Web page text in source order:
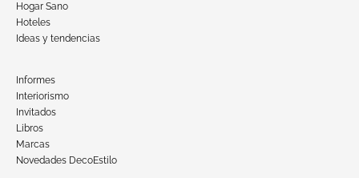
Hogar Sano
Hoteles
Ideas y tendencias
Informes
Interiorismo
Invitados
Libros
Marcas
Novedades DecoEstilo